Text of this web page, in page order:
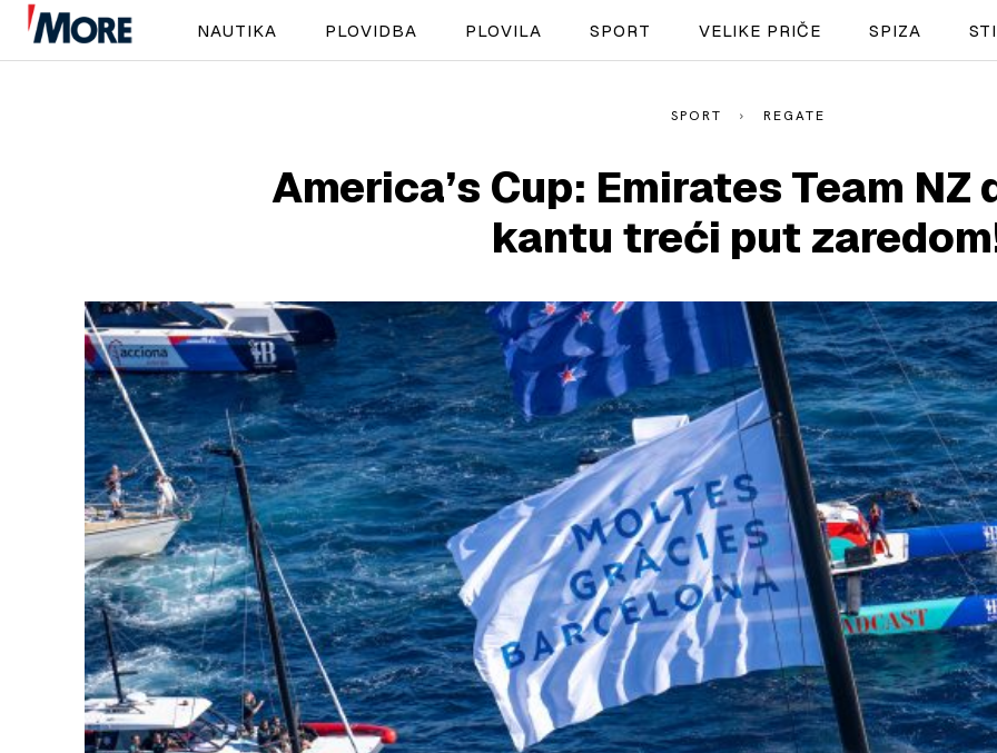
SPORT
PLOVILA
PLOVIDBA
SPIZA
VELIKE PRIČE
PRETPLATA
SHOP
NAUTIKA PLOVIDBA PLOVILA SPORT VELIKE PRIČE SPIZA
SPORT REGATE
America’s Cup: Emirates Team
kantu treći put